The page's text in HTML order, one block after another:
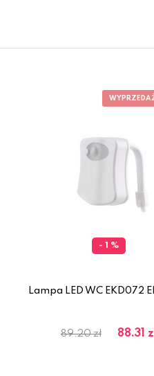
- 1 %
Lampa LED WC EKD072
89.20 zł 88.31